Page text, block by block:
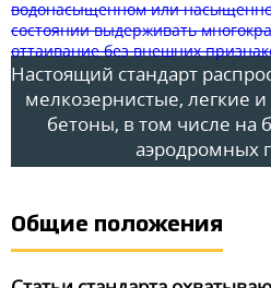
Настоящий стандарт
мелкозернистые, легкие
бетоны, в том числе на
аэродромных
Общие положения